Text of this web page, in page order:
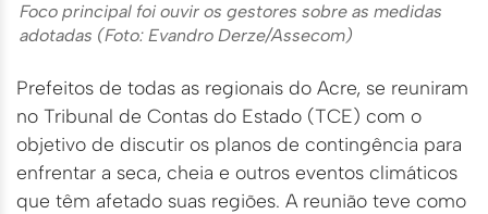
Foco principal foi ouvir os gestores sobre as medidas
adotadas (Foto: Evandro Derze/Assecom)
Prefeitos de todas as regionais do Acre, se reuniram
no Tribunal de Contas do Estado (TCE) com o
objetivo de discutir os planos de contingência para
enfrentar a seca, cheia e outros eventos climáticos
que têm afetado suas regiões. A reunião teve como